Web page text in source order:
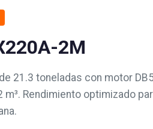
2M
21.3 toneladas con motor
m³. Rendimiento optimizado